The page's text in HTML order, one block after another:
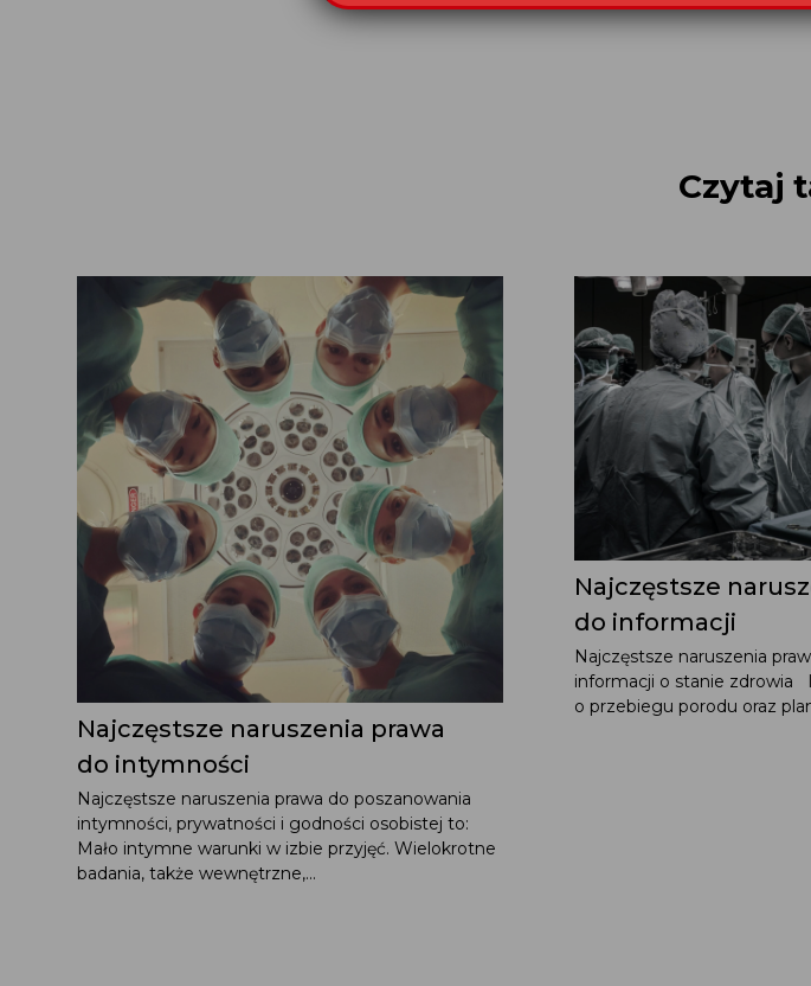
Czytaj
Najczęstsze naruszenia prawa
do intymności
Najczęstsze naruszenia prawa do poszanowania
intymności, prywatności i godności osobistej to:
Mało intymne warunki w izbie przyjęć. Wielokrotne
badania, także wewnętrzne,...
Najczęstsze
do informacji
Najczęstsze naruszenia
informacji o stanie zdrowia
o przebiegu porodu oraz